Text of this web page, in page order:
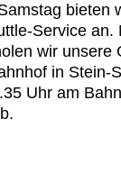
bieten
Service an.
wir unsere
in Stein-
Uhr am